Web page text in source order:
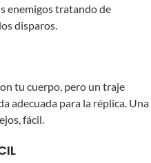
enemigos tratando de
disparos.
tu cuerpo, pero un traje
adecuada para la réplica. Una
fácil.